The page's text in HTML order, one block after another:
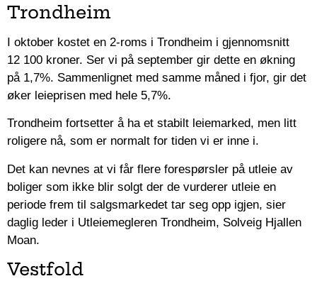
Trondheim
I oktober kostet en 2-roms i Trondheim i gjennomsnitt
12 100 kroner. Ser vi på september gir dette en økning
på 1,7%. Sammenlignet med samme måned i fjor, gir det
øker leieprisen med hele 5,7%.
Trondheim fortsetter å ha et stabilt leiemarked, men litt
roligere nå, som er normalt for tiden vi er inne i.
Det kan nevnes at vi får flere forespørsler på utleie av
boliger som ikke blir solgt der de vurderer utleie en
periode frem til salgsmarkedet tar seg opp igjen, sier
daglig leder i Utleiemegleren Trondheim, Solveig Hjallen
Moan.
Vestfold